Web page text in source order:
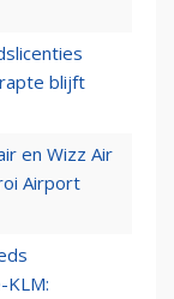
blijft
en Wizz Air
Airport
KLM: